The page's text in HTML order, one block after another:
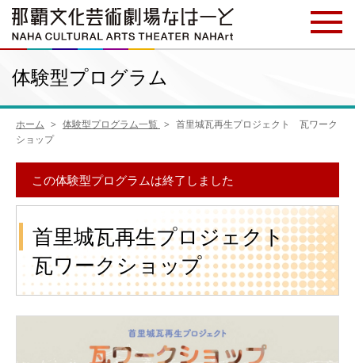
体験型プログラム
ホーム 体験型プログラム一覧
首里城瓦再生プロジェクト 瓦ワーク
ショップ
この体験型プログラムは終了しました
首里城瓦再生プロジェクト
瓦ワークショップ